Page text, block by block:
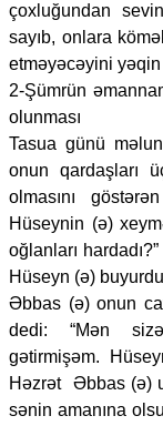
çoxluğundan
sayıb, onlara
etməyəcəyini yəqin
2-Şümrün
olunması
Tasua günü
onun qardaşları
olmasını
Hüseynin (ə)
oğlanları
Hüseyn (ə)
Əbbas (ə) onun
dedi: “Mən
gətirmişəm.
Həzrət Əbbas (ə)
sənin amanına